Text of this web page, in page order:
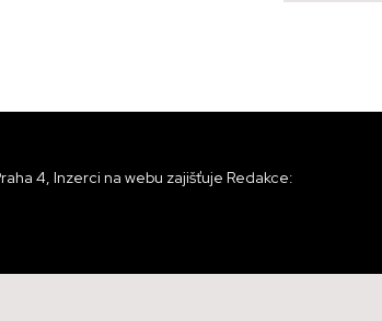
4, Inzerci na webu zajišťuje Redakce: